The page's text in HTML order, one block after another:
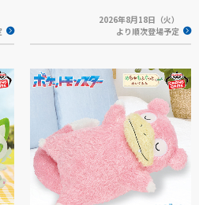
2026年8月18日（火）
より順次登場予定